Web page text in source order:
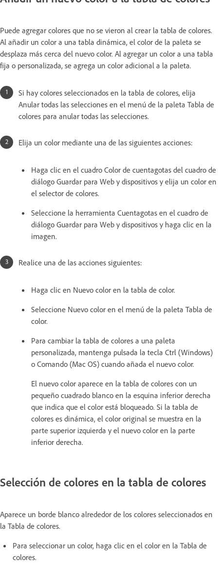
Puede agregar colores que no se vieron al crear la tabla de colores.
Al añadir un color a una tabla dinámica, el color de la paleta se
desplaza más cerca del nuevo color. Al agregar un color a una tabla
fija o personalizada, se agrega un color adicional a la paleta.
Si hay colores seleccionados en la tabla de colores, elija
Anular todas las selecciones en el menú de la paleta Tabla de
colores para anular todas las selecciones.
Elija un color mediante una de las siguientes acciones:
Haga clic en el cuadro Color de cuentagotas del cuadro de
diálogo Guardar para Web y dispositivos y elija un color en
el selector de colores.
Seleccione la herramienta Cuentagotas en el cuadro de
diálogo Guardar para Web y dispositivos y haga clic en la
imagen.
Realice una de las acciones siguientes:
Haga clic en Nuevo color en la tabla de color.
Seleccione Nuevo color en el menú de la paleta Tabla de
color.
Para cambiar la tabla de colores a una paleta
personalizada, mantenga pulsada la tecla Ctrl (Windows)
o Comando (Mac OS) cuando añada el nuevo color.
El nuevo color aparece en la tabla de colores con un
pequeño cuadrado blanco en la esquina inferior derecha
que indica que el color está bloqueado. Si la tabla de
colores es dinámica, el color original se muestra en la
parte superior izquierda y el nuevo color en la parte
inferior derecha.
Selección de colores en la tabla de colores
Aparece un borde blanco alrededor de los colores seleccionados en
la Tabla de colores.
Para seleccionar un color, haga clic en el color en la Tabla de
colores.